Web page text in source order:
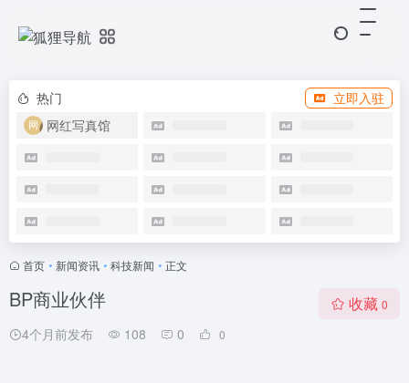
热门
立即入驻
网红写真馆
首页 • 新闻资讯 • 科技新闻 • 正文
BP商业伙伴
4个月前发布 108 0 0
收藏 0